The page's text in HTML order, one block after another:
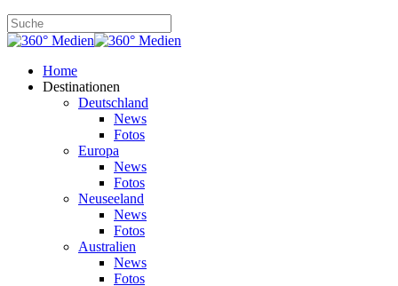
Home
Destinationen
Deutschland
News
Fotos
Europa
News
Fotos
Neuseeland
News
Fotos
Australien
News
Fotos